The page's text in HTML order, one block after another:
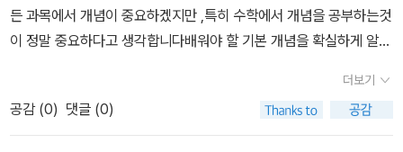
한 문제들로 구성하여 각각의 문제들을 풀면서 실력을 체크해 볼 수
있습니다.EXERCISES를 통해 부족한 부분을 스스로 체크하여 개념
니다. <MATH for ESSAY>에서는 고2 수준에서 연계하여 공부할
수 있는수리 논술, 구술에 관련된 배경지식을 담고 있어요.앞의 심화,
연계 학습과 더불어 좀 더 수준 있는 수학을 공부하고자 하는 학생들
이런 재미난 이야기들이 소개되어 있는데단순히 '재미'가 목적이 아닌
배우고 있는 수학의 개념을깊게 이해할 수 있도록 도와주는 이야기예
을 써보고문제도 모두 풀어본다면!!개념 잡고 심화문제까지 푸는 연
습이 가능할 거라 생각합니다.​​기본 예제와 유제 문제들이 개념마다
수 있는지 체크해볼 수 있어요.개념을 하나하나 잘 이해한 뒤에는 대
표 유형문제를 기본예제와 발전예제로풀어보고 GUIDE와 함께 풀어
가는 과정을 배워볼 수 있어요.어떤 문제든 풀어가는 과정을 이해하
고 직접 풀어가며 문제를 익혀보는 연습이 필요한것 같아요.Summ
든 과목에서 개념이 중요하겠지만 ,특히 수학에서 개념을 공부하는것
이 정말 중요하다고 생각합니다​배워야 할 기본 개념을 확실하게 알고
등 수학을 조금씩 공부하고 있는데, 무엇보다 많은 양의 문제를 풀기
보다는 고등 수학 개념을 확실하게 자기 것으로 만드는 것에 중점을
두고 있어요​개념-유형-정리-평가-심화-연계로 구성되어 있고 각 단
더보기
공감 (0) 댓글 (0)